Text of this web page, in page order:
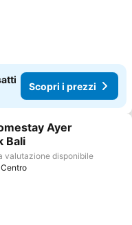
Scopri i prezzi
ai preferiti
Ayer
Bali
valutazione disponibile
Centro